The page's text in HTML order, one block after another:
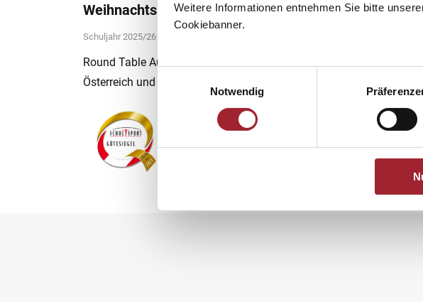
Weitere Informationen entnehmen Sie bitte
Cookiebanner.
Notwendig
Weihnachtspackerlaktion 2025
Schuljahr 2025/26
Round Table Austria, Ladies Circle Austria, Club 41
Österreich und Agora Club Österreich sammeln…